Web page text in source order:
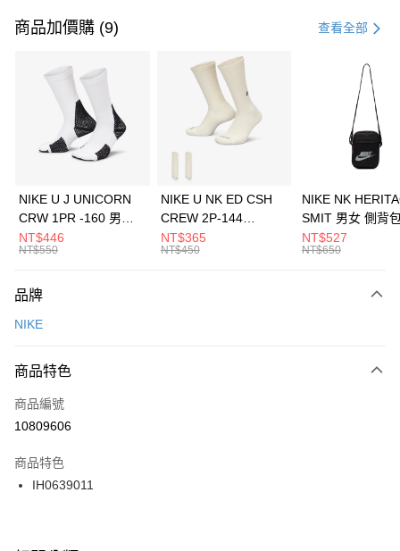
信用卡一次付款
3 期 0 利率 每期 21家銀行
合作金庫商業銀行
第一商業銀行
華南商業銀行
彰化商業銀行
上海商業儲蓄銀行
元大商業銀行
台灣樂天信用卡公司
Apple Pay
全盈+PAY
AFTEE先享後付
【關於「AFTEE先享後付」】
便利好安心！
３．安心：先確認商品／服務後，再付款。
【「AFTEE先享後付」結帳流程】
１．於結帳方式選擇「AFTEE先享後付」後，將跳轉至「AFTEE先享後付」
２．訂單成立數日內，您將收到繳費通知簡訊。
３．收到繳費通知簡訊後14天內，點擊此簡訊中的連結，可透過四大超商／
ATM／網路銀行／等多元方式進行付款，方視為交易完成。
運送方式
每筆NT$100，滿NT$1,500(含以上)免運費
宅配
每筆NT$100，滿NT$1,500(含以上)免運費
商品加價購 (9) 查看全部
NIKE U J UNICORN
CRW 1PR -160 男女
中統襪 FZ3393100
NT$446
NT$550
NIKE U NK ED CSH
CREW 2P-144
EMBRDY 男女 短統襪
FZ3073133
NT$365
NT$450
NIKE NK
SMIT 男女 側背
BA5871010
NT$527
NT$650
品牌
NIKE
商品特色
商品編號
10809606
商品特色
IH0639011